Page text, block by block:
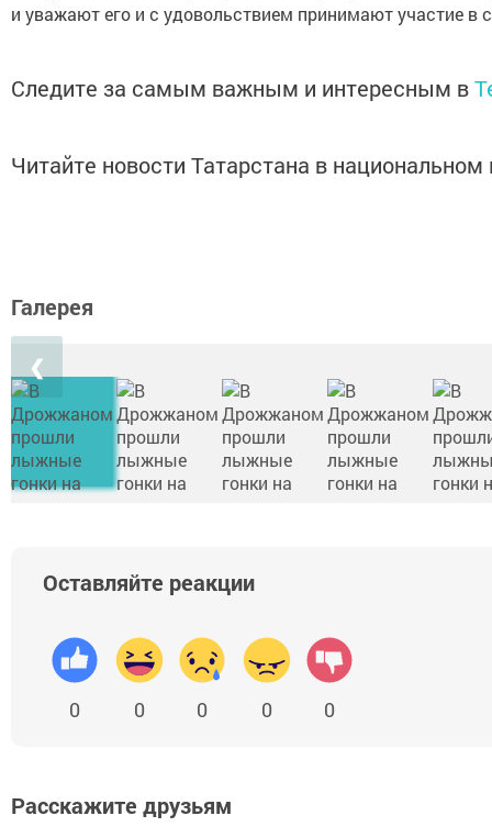
и уважают его и с удовольствием принимают участие в
Следите за самым важным и интересным в
Читайте новости Татарстана в
Галерея
❮
Оставляйте реакции
0 0 0 0 0
Расскажите друзьям